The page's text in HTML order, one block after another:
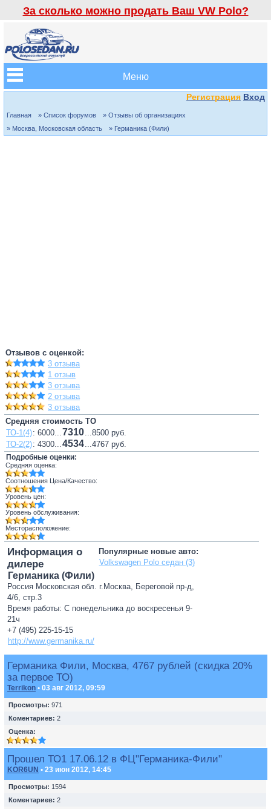
За сколько можно продать Ваш VW Polo?
Меню
Регистрация Вход
Главная » Список форумов
» Отзывы об организациях
» Москва, Московская область
» Германика (Фили)
Отзывов с оценкой:
3 отзыва
1 отзыв
3 отзыва
2 отзыва
3 отзыва
Средняя стоимость ТО
ТО-1(4): 6000...7310...8500 руб.
ТО-2(2): 4300...4534...4767 руб.
Подробные оценки:
Средняя оценка:
Соотношения Цена/Качество:
Уровень цен:
Уровень обслуживания:
Месторасположение:
Популярные новые авто:
Volkswagen Polo седан (3)
Информация о
дилере
Германика (Фили)
Россия Московская обл. г.Москва, Береговой пр-д,
4/6, стр.3
Время работы: С понедельника до воскресенья 9-
21ч
+7 (495) 225-15-15
http://www.germanika.ru/
Германика Фили, Москва, 4767 рублей (скидка 20%
за первое ТО)
Terrikon • 03 авг 2012, 09:59
Просмотры: 971
Коментариев: 2
Оценка:
Прошел ТО1 17.06.12 в ФЦ"Германика-Фили"
KOR6UN • 23 июн 2012, 14:45
Просмотры: 1594
Коментариев: 2